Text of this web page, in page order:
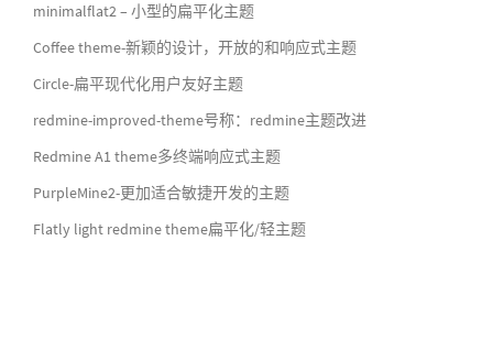
minimalflat2 – 小型的扁平化主题
Coffee theme-新颖的设计，开放的和响应式主题
Circle-扁平现代化用户友好主题
redmine-improved-theme号称：redmine主题改进
Redmine A1 theme多终端响应式主题
PurpleMine2-更加适合敏捷开发的主题
Flatly light redmine theme扁平化/轻主题